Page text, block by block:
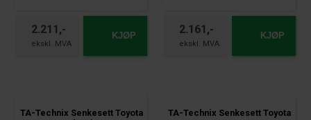
Toyota Corolla Type E11
year of construction 07.97 - 02
2.211,- KJØP
Toyota Corolla Type E11
year of construction 07.97 - 02
all 4 + 5 doors without estate
2.161,- KJØP
TA-Technix Senkesett Toyota
TA-Technix Senkesett Toyota